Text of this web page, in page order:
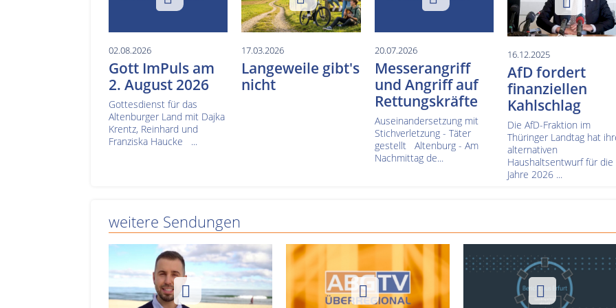
02.08.2026
Gott ImPuls am
2. August 2026
Gottesdienst für das
Altenburger Land mit Dajka
Krentz, Reinhard und
Franziska Haucke ...
17.03.2026
Langeweile gibt's
nicht
20.07.2026
Messerangriff
und Angriff auf
Rettungskräfte
Auseinandersetzung mit
Stichverletzung - Täter
gestellt Altenburg - Am
Nachmittag de...
16.12.2025
AfD fordert
finanziellen
Kahlschlag
Die AfD-Fraktion im
Thüringer Landtag hat
alternativen
Haushaltsentwurf für die
Jahre 2026 ...
weitere Sendungen